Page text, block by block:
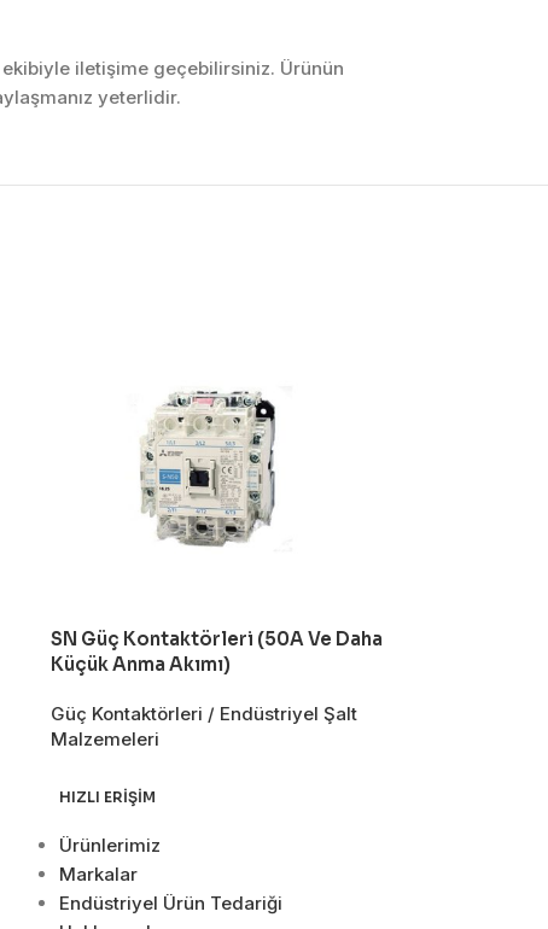
iletişime geçebilirsiniz. Ürünün
yeterlidir.
SN Güç Kontaktörleri (50A Ve Daha
Küçük Anma Akımı)
Güç Kontaktörleri / Endüstriyel Şalt
Malzemeleri
HIZLI ERIŞIM
Ürünlerimiz
Markalar
Endüstriyel Ürün Tedariği